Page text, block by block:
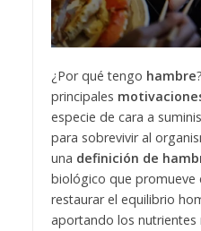
¿Por qué tengo hambre
principales
especie de cara a
para sobrevivir al
una definición de
biológico que promueve
restaurar el equilibrio
aportando los nutrientes